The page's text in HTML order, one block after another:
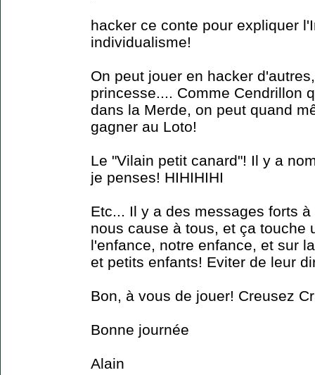
hacker ce conte pour expliquer
individualisme!
On peut jouer en hacker
princesse.... Comme Cendrillon
dans la Merde, on peut quand
gagner au Loto!
Le "Vilain petit canard"! Il y a
je penses! HIHIHIHI
Etc... Il y a des messages forts
nous cause à tous, et ça touche
l'enfance, notre enfance, et sur
et petits enfants! Eviter de leur
Bon, à vous de jouer! Creusez
Bonne journée
Alain